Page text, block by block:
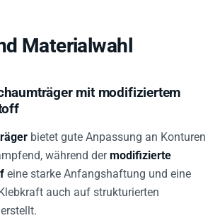
Materialwahl
mit modifiziertem
bietet gute Anpassung an Konturen
während dermodifizierte
eine starke Anfangshaftung und eine
auch auf strukturierten